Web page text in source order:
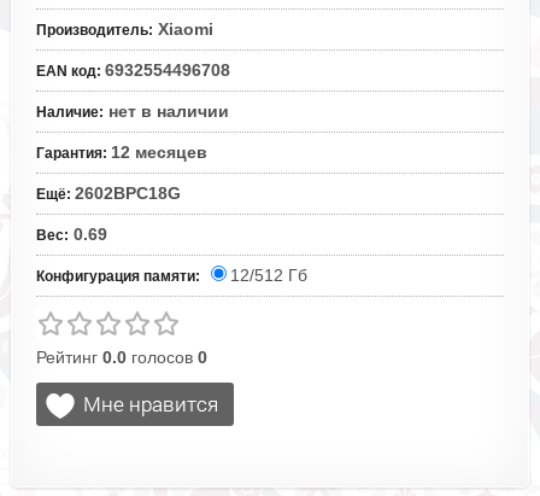
Производитель: Xiaomi
EAN код: 6932554496708
Наличие: нет в наличии
Гарантия: 12 месяцев
Ещё: 2602BPC18G
Вес: 0.69
Конфигурация памяти: 12/512 Гб
Рейтинг 0.0голосов 0